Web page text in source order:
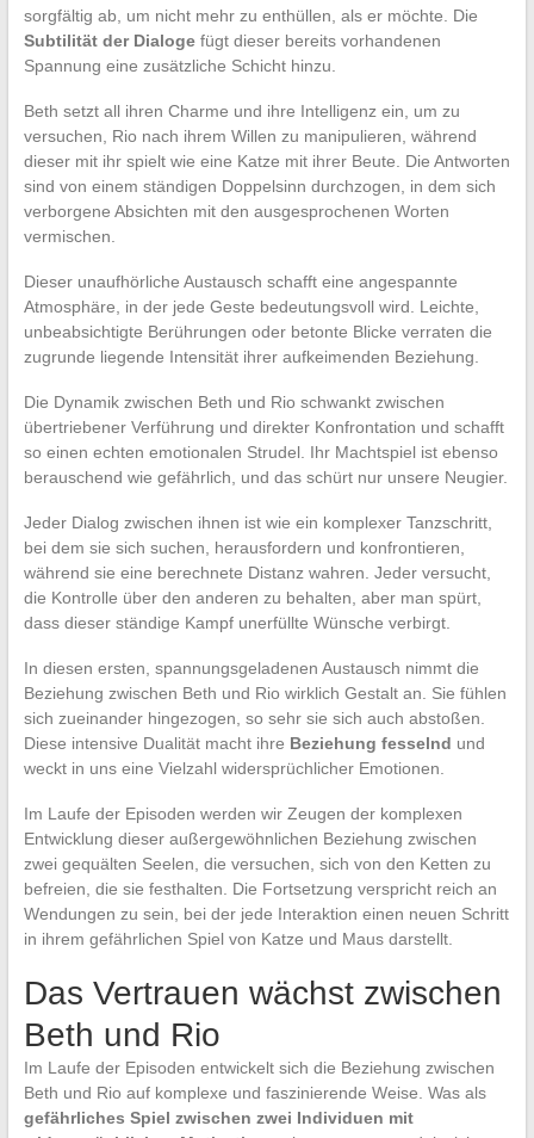
sorgfältig ab, um nicht mehr zu enthüllen, als er möchte. Die
Subtilität der Dialogefügt dieser bereits vorhandenen
Spannung eine zusätzliche Schicht hinzu.
Beth setzt all ihren Charme und ihre Intelligenz ein, um zu
versuchen, Rio nach ihrem Willen zu manipulieren, während
dieser mit ihr spielt wie eine Katze mit ihrer Beute. Die Antworten
sind von einem ständigen Doppelsinn durchzogen, in dem sich
verborgene Absichten mit den ausgesprochenen Worten
vermischen.
Dieser unaufhörliche Austausch schafft eine angespannte
Atmosphäre, in der jede Geste bedeutungsvoll wird. Leichte,
unbeabsichtigte Berührungen oder betonte Blicke verraten die
zugrunde liegende Intensität ihrer aufkeimenden Beziehung.
Die Dynamik zwischen Beth und Rio schwankt zwischen
übertriebener Verführung und direkter Konfrontation und schafft
so einen echten emotionalen Strudel. Ihr Machtspiel ist ebenso
berauschend wie gefährlich, und das schürt nur unsere Neugier.
Jeder Dialog zwischen ihnen ist wie ein komplexer Tanzschritt,
bei dem sie sich suchen, herausfordern und konfrontieren,
während sie eine berechnete Distanz wahren. Jeder versucht,
die Kontrolle über den anderen zu behalten, aber man spürt,
dass dieser ständige Kampf unerfüllte Wünsche verbirgt.
In diesen ersten, spannungsgeladenen Austausch nimmt die
Beziehung zwischen Beth und Rio wirklich Gestalt an. Sie fühlen
sich zueinander hingezogen, so sehr sie sich auch abstoßen.
Diese intensive Dualität macht ihre Beziehung fesselnd und
weckt in uns eine Vielzahl widersprüchlicher Emotionen.
Im Laufe der Episoden werden wir Zeugen der komplexen
Entwicklung dieser außergewöhnlichen Beziehung zwischen
zwei gequälten Seelen, die versuchen, sich von den Ketten zu
befreien, die sie festhalten. Die Fortsetzung verspricht reich an
Wendungen zu sein, bei der jede Interaktion einen neuen Schritt
in ihrem gefährlichen Spiel von Katze und Maus darstellt.
Das Vertrauen wächst zwischen
Beth und Rio
Im Laufe der Episoden entwickelt sich die Beziehung zwischen
Beth und Rio auf komplexe und faszinierende Weise. Was als
gefährliches Spiel zwischen zwei Individuen mit